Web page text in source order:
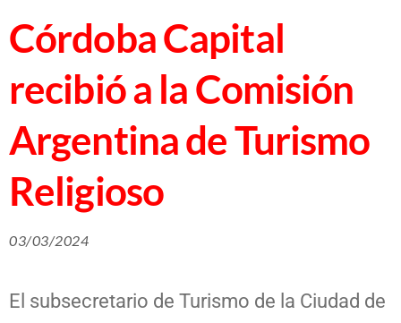
Córdoba Capital
recibió a la Comisión
Argentina de Turismo
Religioso
03/03/2024
El subsecretario de Turismo de la Ciudad de